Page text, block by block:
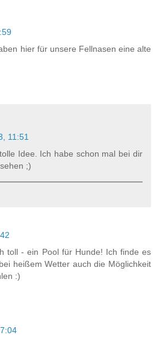
hier für unsere Fellnasen eine alte
11:51
Idee. Ich habe schon mal bei dir
;)
toll - ein Pool für Hunde! Ich finde es
heißem Wetter auch die Möglichkeit
:)